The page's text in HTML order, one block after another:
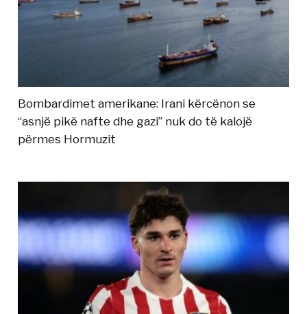
Bombardimet amerikane: Irani kërcënon se
“asnjë pikë nafte dhe gazi” nuk do të kalojë
përmes Hormuzit